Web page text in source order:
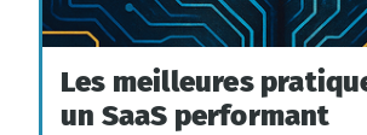
Les meilleures
un SaaS performant